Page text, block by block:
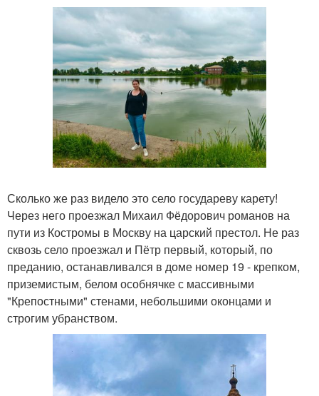
Сколько же раз видело это село государеву карету!
Через него проезжал Михаил Фёдорович романов на
пути из Костромы в Москву на царский престол. Не раз
сквозь село проезжал и Пётр первый, который, по
преданию, останавливался в доме номер 19 - крепком,
приземистым, белом особнячке с массивными
"Крепостными" стенами, небольшими оконцами и
строгим убранством.